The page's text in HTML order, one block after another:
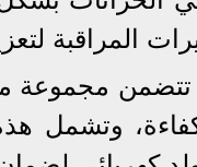
المراقبة
مجموعة
وتشمل